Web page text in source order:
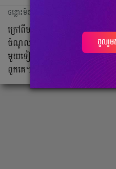
ចន្លោះមិនឃើញ
ក្រៅ​ពី​មាន​កញ្ចប់​ថវិកា​ធំ​សម្បើម​ស
ចំណូល​បាន​ច្រើន​បំផុត​ទី​២​នៅ​ទ្វីប​អឺរ៉ុ
មួយ​ទៀត​ដើម្បី​ទាក់ទាញ​កីឡាករ​ថ្មី​គឺ​
ពួកគេ​។​
ចូលរួម